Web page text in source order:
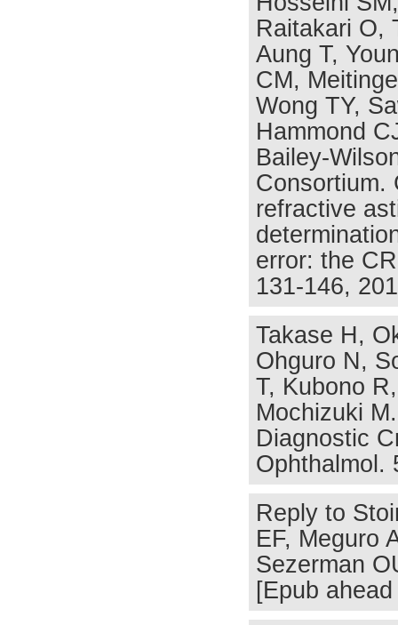
Raitakari O,
Aung T,
CM,
Wong TY,
Hammond
Bailey-
Consortium.
refractive
error: the
131-146,
Takase H,
Ohguro N,
T, Kubono
Mochizuki
Diagnostic
Ophthalmol.
Reply to
EF, Meguro
Sezerman
[Epub